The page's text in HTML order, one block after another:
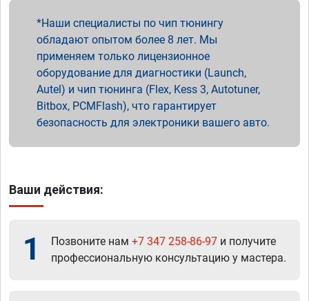
Наши специалисты по чип тюнингу
обладают опытом более 8 лет. Мы
применяем только лицензионное
оборудование для диагностики (Launch,
Autel) и чип тюнинга (Flex, Kess 3, Autotuner,
Bitbox, PCMFlash), что гарантирует
безопасность для электроники вашего авто.
Ваши действия:
1 Позвоните нам +7 347 258-86-97 и получите
профессиональную консультацию у мастера.